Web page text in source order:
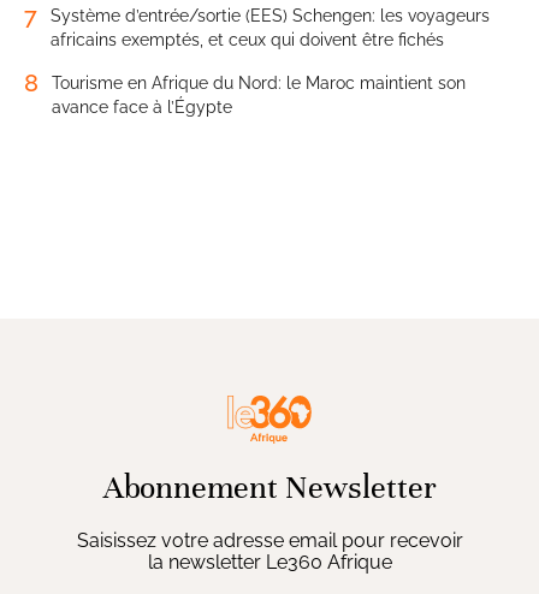
7
Système d’entrée/sortie (EES) Schengen: les voyageurs
africains exemptés, et ceux qui doivent être fichés
8
Tourisme en Afrique du Nord: le Maroc maintient son
avance face à l’Égypte
Abonnement Newsletter
Saisissez votre adresse email pour recevoir
la newsletter Le360 Afrique